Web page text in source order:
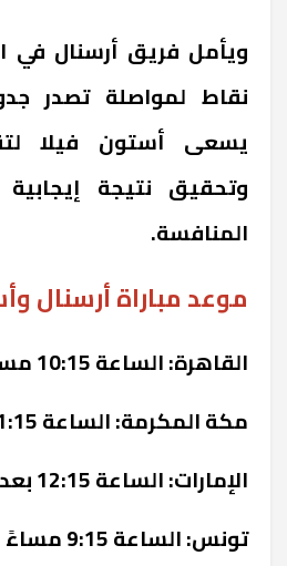
ويأمل فريق أرسنال في
نقاط لمواصلة تصدر
يسعى أستون فيلا
وتحقيق نتيجة
المنافسة.
موعد مباراة أرسنال
القاهرة: الساعة 10:15 مساءً
مكة المكرمة: الساعة 11:15 مساءً
الإمارات: الساعة 12:15 بعد منتصف الليل
تونس: الساعة 9:15 مساءً